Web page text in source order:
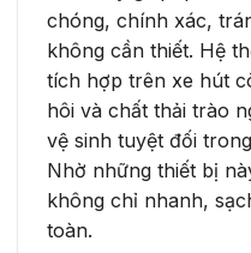
chóng, chính xác,
không cần thiết. Hệ
tích hợp trên xe hút
hôi và chất thải trào
vệ sinh tuyệt đối
Nhờ những thiết bị
không chỉ nhanh,
toàn.